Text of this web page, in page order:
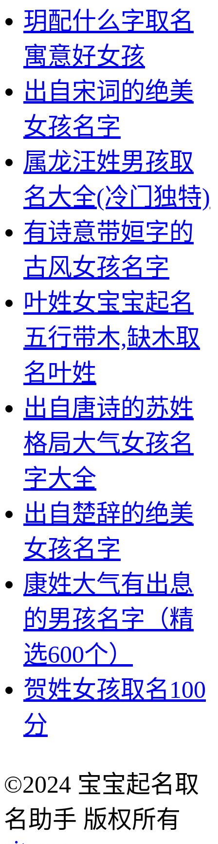
玥配什么字取名
寓意好女孩
出自宋词的绝美
女孩名字
属龙汪姓男孩取
名大全(冷门独特)
有诗意带姮字的
古风女孩名字
叶姓女宝宝起名
五行带木,缺木取
名叶姓
出自唐诗的苏姓
格局大气女孩名
字大全
出自楚辞的绝美
女孩名字
康姓大气有出息
的男孩名字（精
选600个）
贺姓女孩取名100
分
©2024 宝宝起名取
名助手 版权所有